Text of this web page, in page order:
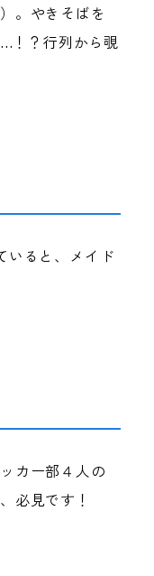
。やきそばを
！？行列から覗
いると、メイド
カー部４人の
必見です！